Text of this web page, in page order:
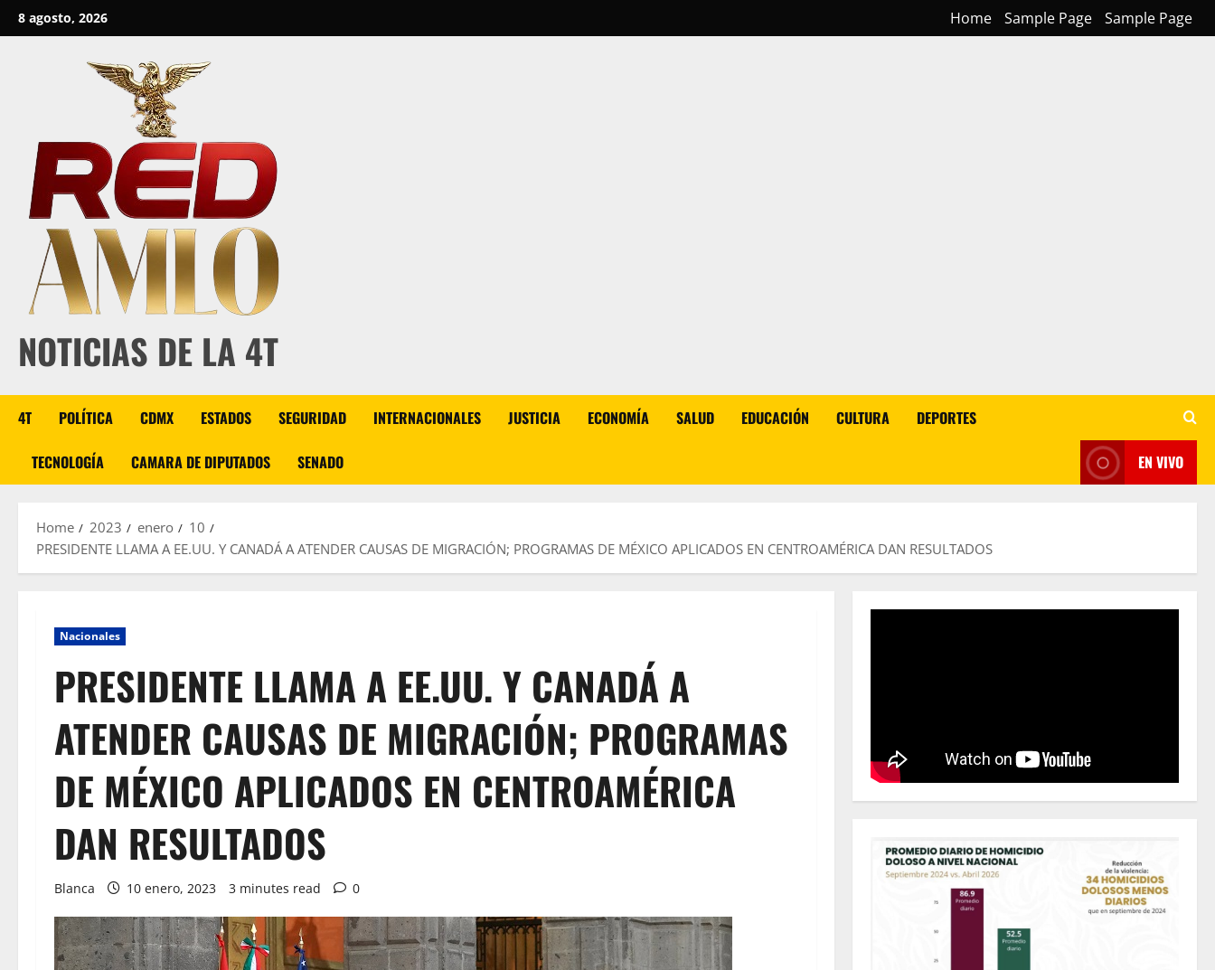
Skip
to
8 agosto, 2026 Home Sample Page Sample Page
NOTICIAS DE LA 4T
4T POLÍTICA CDMX ESTADOS SEGURIDAD INTERNACIONALES JUSTICIA ECONOMÍA SALUD EDUCACIÓN CULTURA DEPORTES
TECNOLOGÍA CAMARA DE DIPUTADOS SENADO EN VIVO
Home 2023 enero
10
PRESIDENTE LLAMA A EE.UU. Y CANADÁ A ATENDER CAUSAS DE MIGRACIÓN; PROGRAMAS DE MÉXICO APLICADOS EN CENTROAMÉRICA DAN RESULTADOS
Nacionales
PRESIDENTE LLAMA A EE.UU. Y CANADÁ A
ATENDER CAUSAS DE MIGRACIÓN; PROGRAMAS
DE MÉXICO APLICADOS EN CENTROAMÉRICA
DAN RESULTADOS
Blanca 10 enero, 2023 3 minutes read 0